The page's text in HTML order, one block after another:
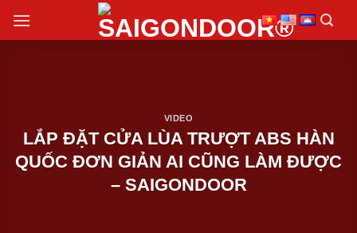
đến
VIDEO
LẮP ĐẶT CỬA LÙA TRƯỢT ABS HÀN
QUỐC ĐƠN GIẢN AI CŨNG LÀM ĐƯỢC
– SAIGONDOOR